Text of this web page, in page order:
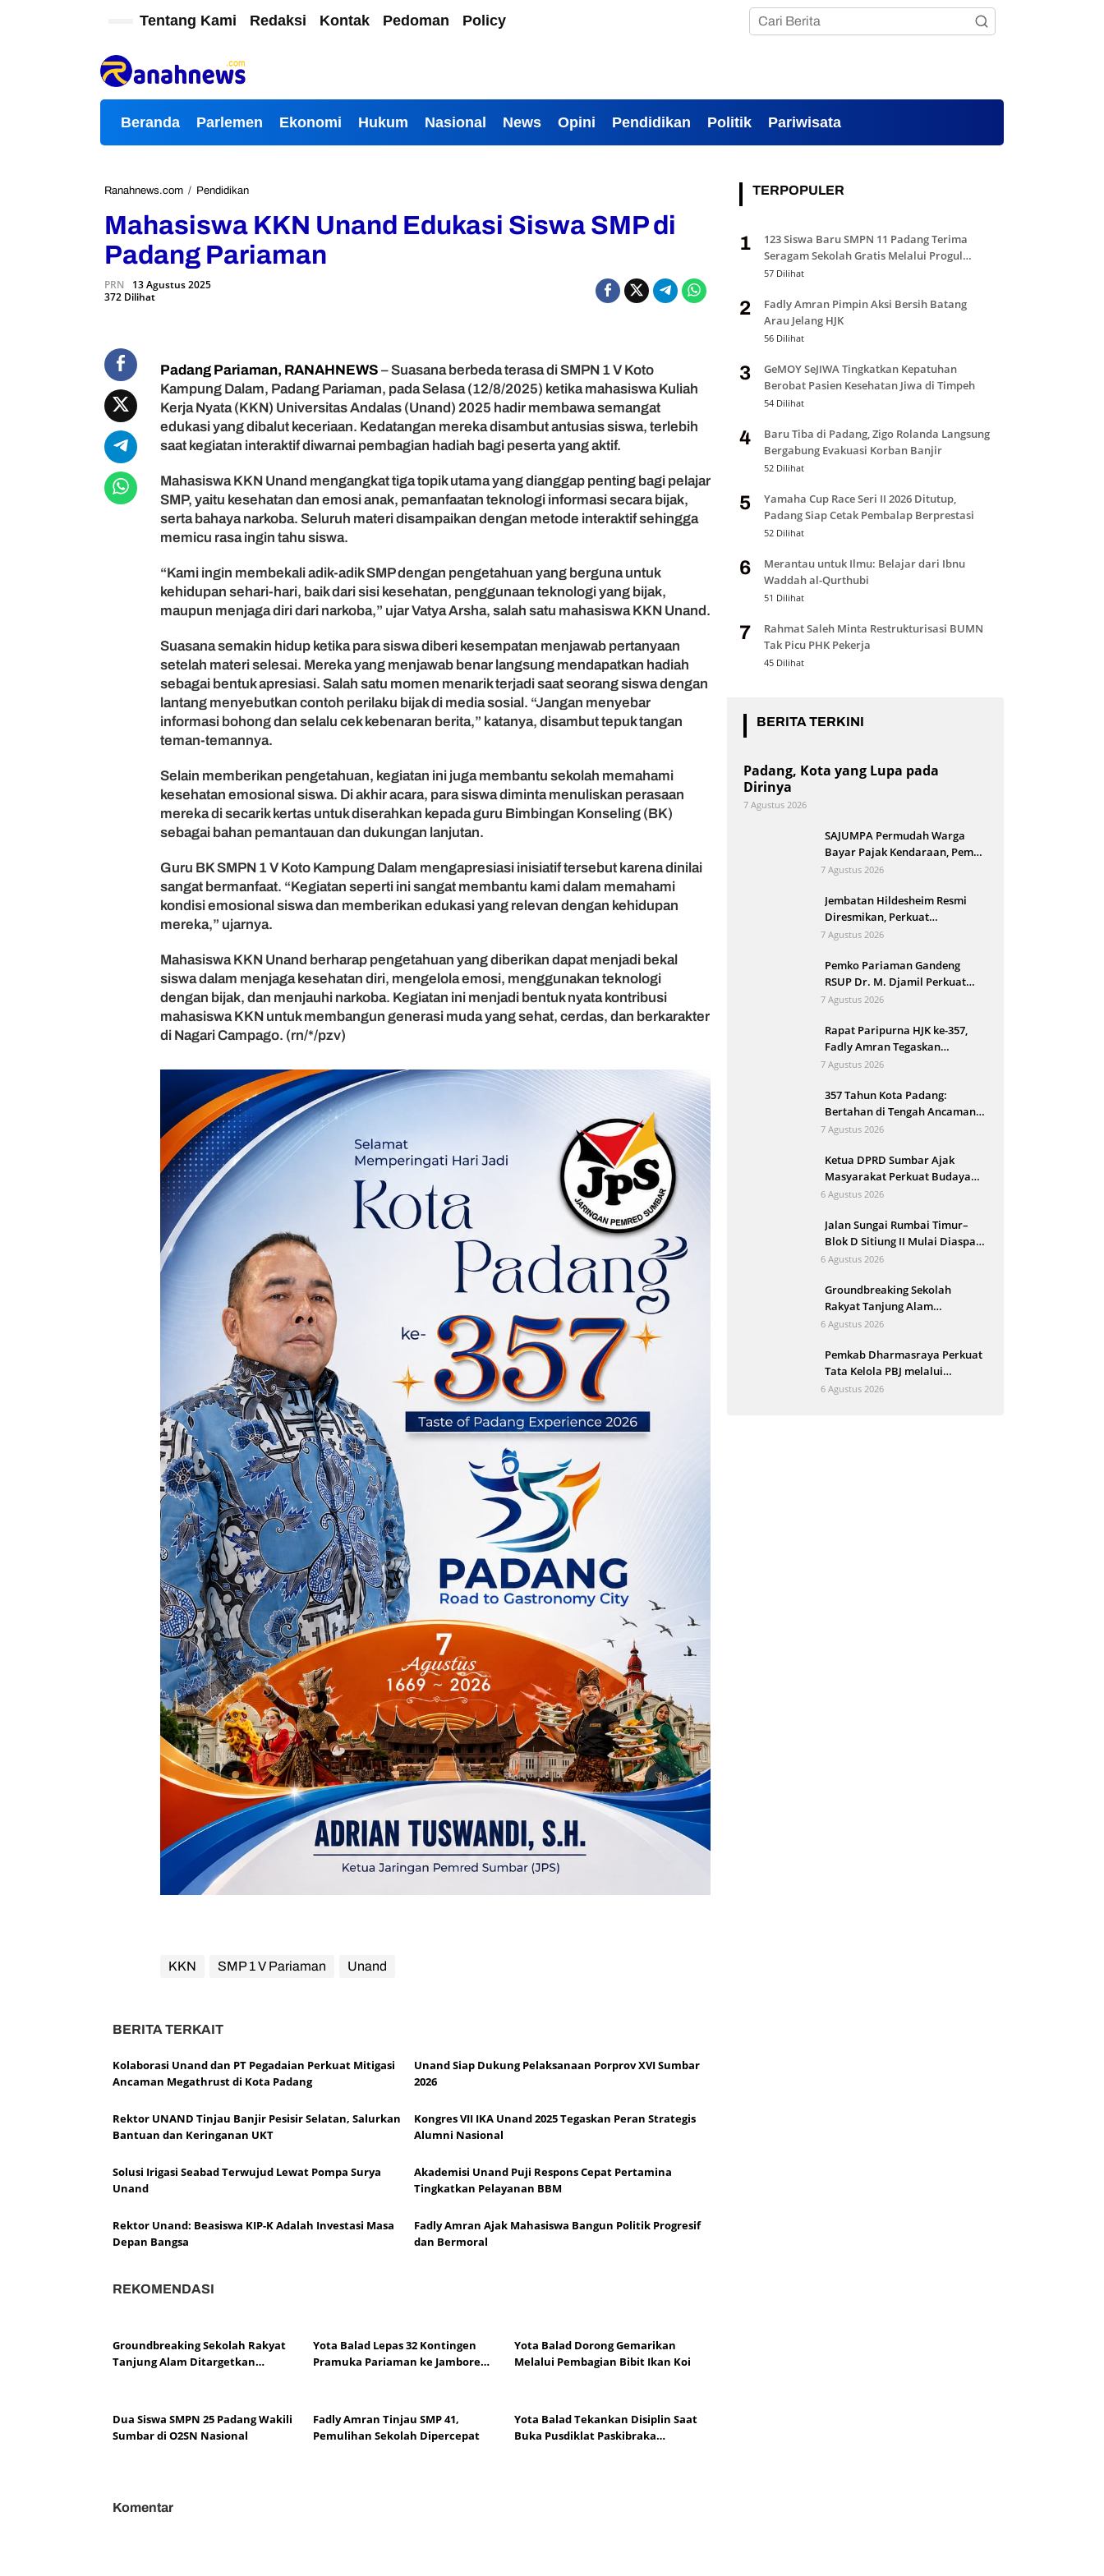
Tentang Kami Redaksi Kontak Pedoman Policy
Beranda Parlemen Ekonomi Hukum Nasional News Opini Pendidikan Politik Pariwisata
Ranahnews.com / Pendidikan
N
U
n
a
d
d
u
k
a
i
s
a
S
M
P
P
d
a
n
g
a
a
m
n
Mahasiswa KKN Unand Edukasi Siswa SMP di
Padang Pariaman
PRN
13 Agustus 2025
372 Dilihat
Padang Pariaman, RANAHNEWS – Suasana berbeda terasa di SMPN 1 V Koto
Kampung Dalam, Padang Pariaman, pada Selasa (12/8/2025) ketika mahasiswa Kuliah
Kerja Nyata (KKN) Universitas Andalas (Unand) 2025 hadir membawa semangat
edukasi yang dibalut keceriaan. Kedatangan mereka disambut antusias siswa, terlebih
saat kegiatan interaktif diwarnai pembagian hadiah bagi peserta yang aktif.
Mahasiswa KKN Unand mengangkat tiga topik utama yang dianggap penting bagi pelajar
SMP, yaitu kesehatan dan emosi anak, pemanfaatan teknologi informasi secara bijak,
serta bahaya narkoba. Seluruh materi disampaikan dengan metode interaktif sehingga
memicu rasa ingin tahu siswa.
“Kami ingin membekali adik-adik SMP dengan pengetahuan yang berguna untuk
kehidupan sehari-hari, baik dari sisi kesehatan, penggunaan teknologi yang bijak,
maupun menjaga diri dari narkoba,” ujar Vatya Arsha, salah satu mahasiswa KKN Unand.
Suasana semakin hidup ketika para siswa diberi kesempatan menjawab pertanyaan
setelah materi selesai. Mereka yang menjawab benar langsung mendapatkan hadiah
sebagai bentuk apresiasi. Salah satu momen menarik terjadi saat seorang siswa dengan
lantang menyebutkan contoh perilaku bijak di media sosial. “Jangan menyebar
informasi bohong dan selalu cek kebenaran berita,” katanya, disambut tepuk tangan
teman-temannya.
Selain memberikan pengetahuan, kegiatan ini juga membantu sekolah memahami
kesehatan emosional siswa. Di akhir acara, para siswa diminta menuliskan perasaan
mereka di secarik kertas untuk diserahkan kepada guru Bimbingan Konseling (BK)
sebagai bahan pemantauan dan dukungan lanjutan.
Guru BK SMPN 1 V Koto Kampung Dalam mengapresiasi inisiatif tersebut karena dinilai
sangat bermanfaat. “Kegiatan seperti ini sangat membantu kami dalam memahami
kondisi emosional siswa dan memberikan edukasi yang relevan dengan kehidupan
mereka,” ujarnya.
Mahasiswa KKN Unand berharap pengetahuan yang diberikan dapat menjadi bekal
siswa dalam menjaga kesehatan diri, mengelola emosi, menggunakan teknologi
dengan bijak, dan menjauhi narkoba. Kegiatan ini menjadi bentuk nyata kontribusi
mahasiswa KKN untuk membangun generasi muda yang sehat, cerdas, dan berkarakter
di Nagari Campago. (rn/*/pzv)
KKN SMP 1 V Pariaman Unand
BERITA TERKAIT
Kolaborasi Unand dan PT Pegadaian Perkuat Mitigasi
Ancaman Megathrust di Kota Padang
Unand Siap Dukung Pelaksanaan Porprov XVI Sumbar
2026
Rektor UNAND Tinjau Banjir Pesisir Selatan, Salurkan
Bantuan dan Keringanan UKT
Kongres VII IKA Unand 2025 Tegaskan Peran Strategis
Alumni Nasional
Solusi Irigasi Seabad Terwujud Lewat Pompa Surya
Unand
Akademisi Unand Puji Respons Cepat Pertamina
Tingkatkan Pelayanan BBM
Rektor Unand: Beasiswa KIP-K Adalah Investasi Masa
Depan Bangsa
Fadly Amran Ajak Mahasiswa Bangun Politik Progresif
dan Bermoral
REKOMENDASI
Groundbreaking Sekolah Rakyat
Tanjung Alam Ditargetkan
Yota Balad Lepas 32 Kontingen
Pramuka Pariaman ke Jambore
Yota Balad Dorong Gemarikan
Melalui Pembagian Bibit Ikan Koi
Dua Siswa SMPN 25 Padang Wakili
Sumbar di O2SN Nasional
Fadly Amran Tinjau SMP 41,
Pemulihan Sekolah Dipercepat
Yota Balad Tekankan Disiplin Saat
Buka Pusdiklat Paskibraka
Komentar
TERPOPULER
1
123 Siswa Baru SMPN 11 Padang Terima
Seragam Sekolah Gratis Melalui Progul
Padang Juara
57 Dilihat
2
Fadly Amran Pimpin Aksi Bersih Batang
Arau Jelang HJK
56 Dilihat
3
GeMOY SeJIWA Tingkatkan Kepatuhan
Berobat Pasien Kesehatan Jiwa di Timpeh
54 Dilihat
4
Baru Tiba di Padang, Zigo Rolanda Langsung
Bergabung Evakuasi Korban Banjir
52 Dilihat
5
Yamaha Cup Race Seri II 2026 Ditutup,
Padang Siap Cetak Pembalap Berprestasi
52 Dilihat
6
Merantau untuk Ilmu: Belajar dari Ibnu
Waddah al-Qurthubi
51 Dilihat
7
Rahmat Saleh Minta Restrukturisasi BUMN
Tak Picu PHK Pekerja
45 Dilihat
BERITA TERKINI
Padang, Kota yang Lupa pada
Dirinya
7 Agustus 2026
SAJUMPA Permudah Warga
Bayar Pajak Kendaraan, Pemko
Pariaman Jemput Bola
7 Agustus 2026
Jembatan Hildesheim Resmi
Diresmikan, Perkuat
Persahabatan Padang dan Kota
7 Agustus 2026
Pemko Pariaman Gandeng
RSUP Dr. M. Djamil Perkuat
Tata Kelola dan Mutu Layanan
7 Agustus 2026
Rapat Paripurna HJK ke-357,
Fadly Amran Tegaskan
Transformasi Ekonomi Jadi
7 Agustus 2026
357 Tahun Kota Padang:
Bertahan di Tengah Ancaman
Bencana dan Arus Modernisasi
7 Agustus 2026
Ketua DPRD Sumbar Ajak
Masyarakat Perkuat Budaya
Kewaspadaan Dini demi
6 Agustus 2026
Jalan Sungai Rumbai Timur–
Blok D Sitiung II Mulai Diaspal,
Kerusakan Belasan Tahun
6 Agustus 2026
Groundbreaking Sekolah
Rakyat Tanjung Alam
Ditargetkan September, Bupati
Indonesia
6 Agustus 2026
Pemkab Dharmasraya Perkuat
Tata Kelola PBJ melalui
Sosialisasi Regulasi dan
6 Agustus 2026